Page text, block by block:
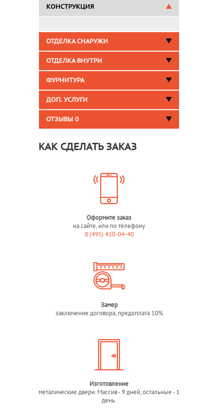
КОНСТРУКЦИЯ
ОТДЕЛКА СНАРУЖИ
ОТДЕЛКА ВНУТРИ
ФУРНИТУРА
ДОП. УСЛУГИ
ОТЗЫВЫ 0
КАК СДЕЛАТЬ ЗАКАЗ
Оформите заказ
на сайте, или по телефону
8 (495) 410-04-40
Замер
заключение договора, предоплата 10%
Изготовление
металические двери. Массив - 9 дней, остальные - 1
день.